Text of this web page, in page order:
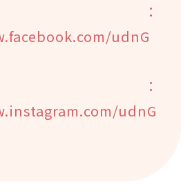
：
udnG
：
udnG